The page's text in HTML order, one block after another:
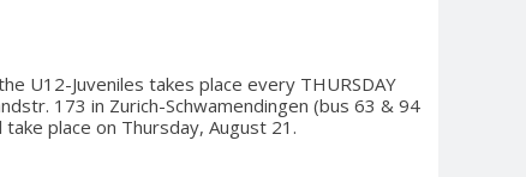
U12-Juveniles takes place every THURSDAY
173 in Zurich-Schwamendingen (bus 63 & 94
place on Thursday, August 21.